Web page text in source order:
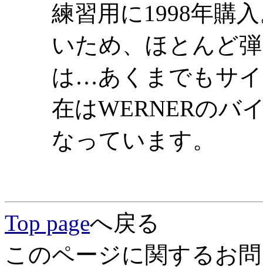
練習用に1998年購
いため、ほとんど
は…あくまでもサ
在はWERNERのバ
なっています。
Top pageへ戻る
このページに関するお